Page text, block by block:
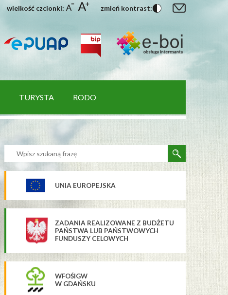
wielkość czcionki: zmień kontrast:
TURYSTA RODO
UNIA EUROPEJSKA
ZADANIA REALIZOWANE Z BUDŻETU
PAŃSTWA LUB PAŃSTWOWYCH
FUNDUSZY CELOWYCH
WFOŚIGW
W GDAŃSKU